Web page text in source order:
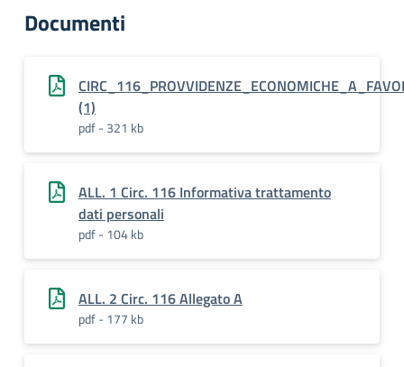
Documenti
(1)
pdf - 321 kb
ALL. 1 Circ. 116 Informativa trattamento
dati personali
pdf - 104 kb
ALL. 2 Circ. 116 Allegato A
pdf - 177 kb